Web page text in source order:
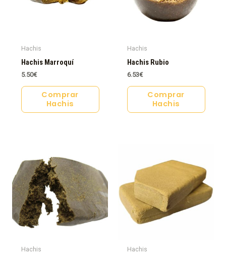
Hachis
Hachis Marroquí
5.50€
Comprar
Hachis
Hachis
Hachis Rubio
6.53€
Comprar
Hachis
Hachis Hachis